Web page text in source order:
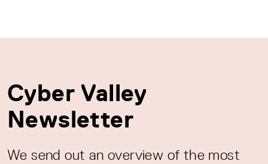
Cyber Valley
Newsletter
We send out an overview of the most